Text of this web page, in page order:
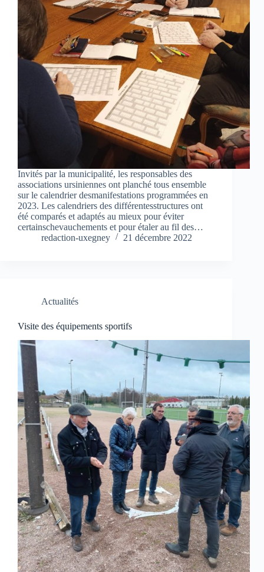
Invités par la municipalité, les responsables des
associations ursiniennes ont planché tous ensemble
sur le calendrier desmanifestations programmées en
2023. Les calendriers des différentesstructures ont
été comparés et adaptés au mieux pour éviter
certainschevauchements et pour étaler au fil des…
redaction-uxegney
21 décembre 2022
Actualités
Visite des équipements sportifs